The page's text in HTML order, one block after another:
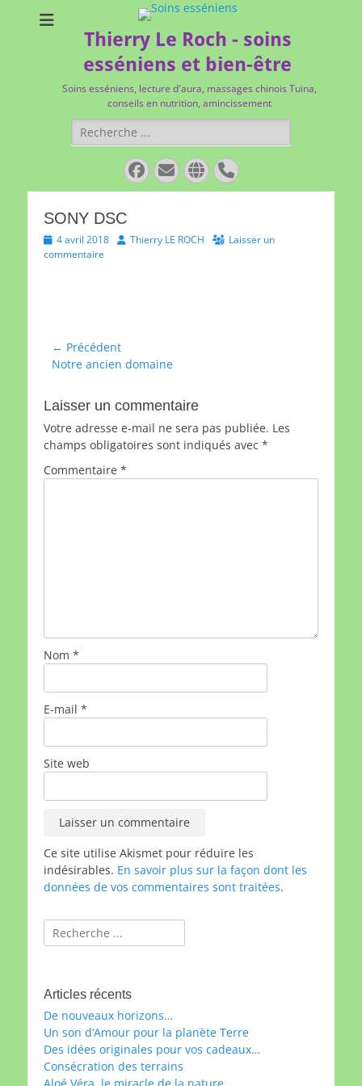
Thierry Le Roch - soins
esséniens et bien-être
Soins esséniens, lecture d'aura, massages chinois Tuina,
conseils en nutrition, amincissement
Rechercher :
Facebook
E-
mail
Site
web
Tél
SONY DSC
Posted
on
4 avril 2018 Author
Thierry LE ROCH
Laisser un
commentaire
Navigation
de
← Précédent
Article
Notre ancien domaine
Laisser un commentaire
Votre adresse e-mail ne sera pas publiée. Les
champs obligatoires sont indiqués avec *
Commentaire *
Nom *
E-mail *
Site web
Ce site utilise Akismet pour réduire les
indésirables. En savoir plus sur la façon dont les
données de vos commentaires sont traitées.
Rechercher :
Articles récents
De nouveaux horizons…
Un son d’Amour pour la planète Terre
Des idées originales pour vos cadeaux…
Consécration des terrains